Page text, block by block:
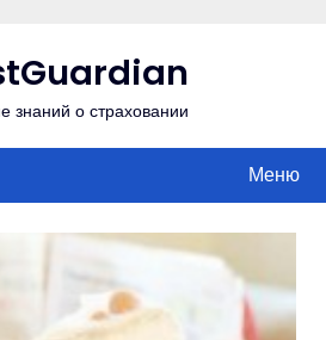
знаний о страховании
Меню